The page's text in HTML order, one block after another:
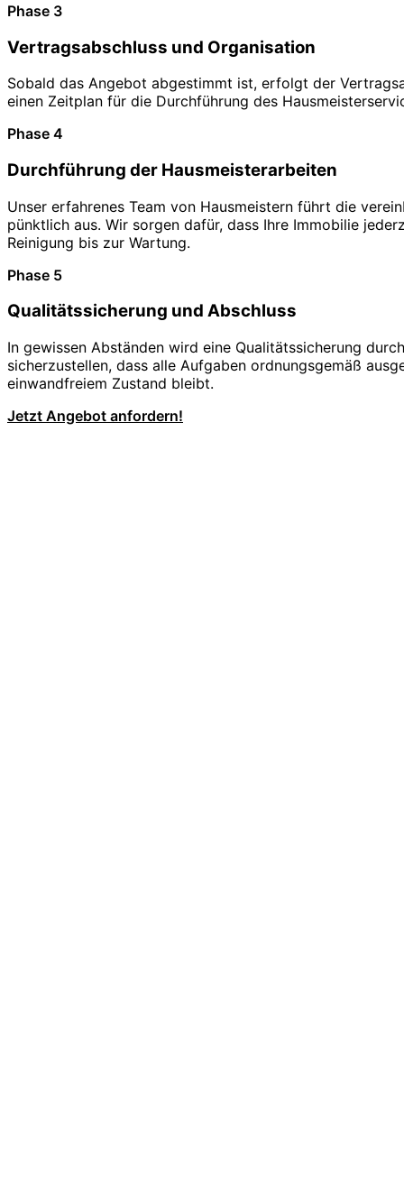
Phase 3
Vertragsabschluss und Organisation
Sobald das Angebot abgestimmt ist, erfolgt der
einen Zeitplan für die Durchführung des
Phase 4
Durchführung der Hausmeisterarbeiten
Unser erfahrenes Team von Hausmeistern führt die
pünktlich aus. Wir sorgen dafür, dass Ihre Immobilie
Reinigung bis zur Wartung.
Phase 5
Qualitätssicherung und Abschluss
In gewissen Abständen wird eine Qualitätssicherung
sicherzustellen, dass alle Aufgaben ordnungsgemäß
einwandfreiem Zustand bleibt.
Jetzt Angebot anfordern!